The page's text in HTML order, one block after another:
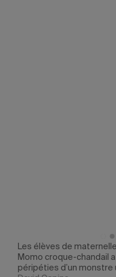
Les élèves de
Momo croque-chandail
péripéties d’un monstre